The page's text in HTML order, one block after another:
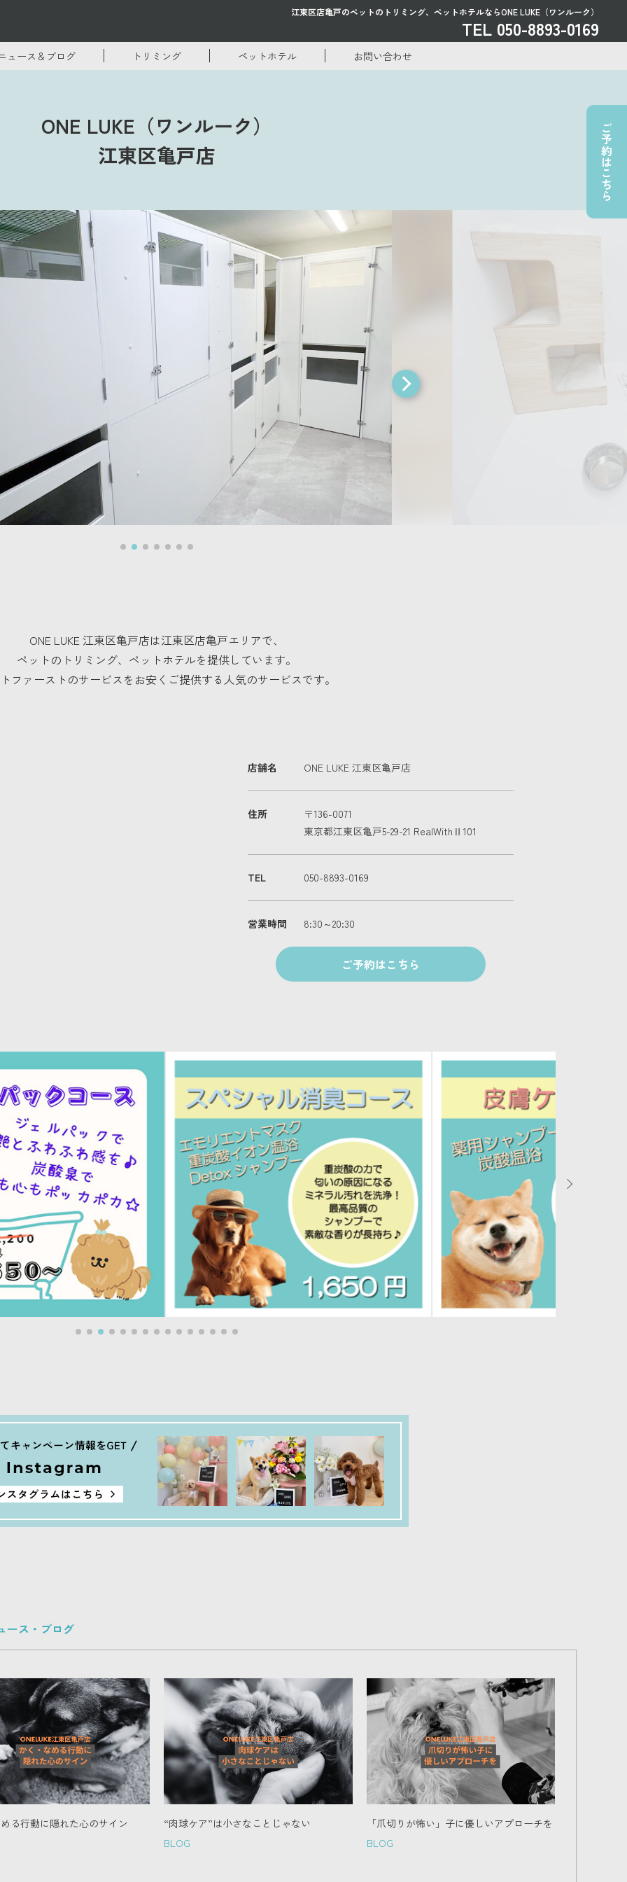
江東区店亀戸のペットのトリミング、 ペットホテルならONE LUKE（ワンルーク）
TEL 050-8893-0169
ュース＆ブログ トリミング ペットホテル お問い合わせ
ご予約はこちら
ONE LUKE（ワンルーク）
江東区亀戸店
ONE LUKE 江東区亀戸店は江東区店亀戸エリアで、
ペットのトリミング、ペットホテルを提供しています。
ファーストのサービスをお安くご提供する人気のサービスです。
店舗名 ONE LUKE 江東区亀戸店
住所
〒136-0071
東京都江東区亀戸5-29-21 RealWithⅡ101
TEL 050-8893-0169
営業時間 8:30～20:30
ご予約はこちら
ース・ブログ
る行動に隠れた心のサイン
“肉球ケア”は小さなことじゃない
BLOG
「爪切りが怖い」子に優しいアプローチを
BLOG